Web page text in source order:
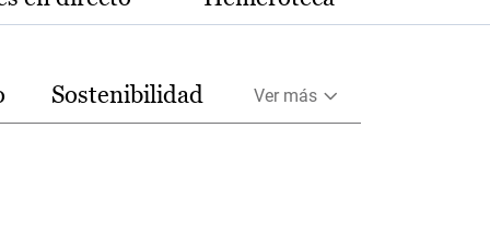
Sostenibilidad Ver más